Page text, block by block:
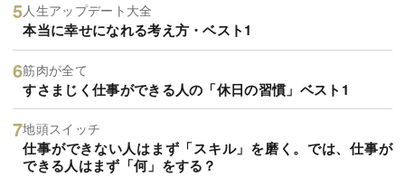
人生アップデート大全
本当に幸せになれる考え方・ベスト1
筋肉が全て
すさまじく仕事ができる人の「休日の習慣」ベスト1
地頭スイッチ
仕事ができない人はまず「スキル」を磨く。では、仕事が
できる人はまず「何」をする？